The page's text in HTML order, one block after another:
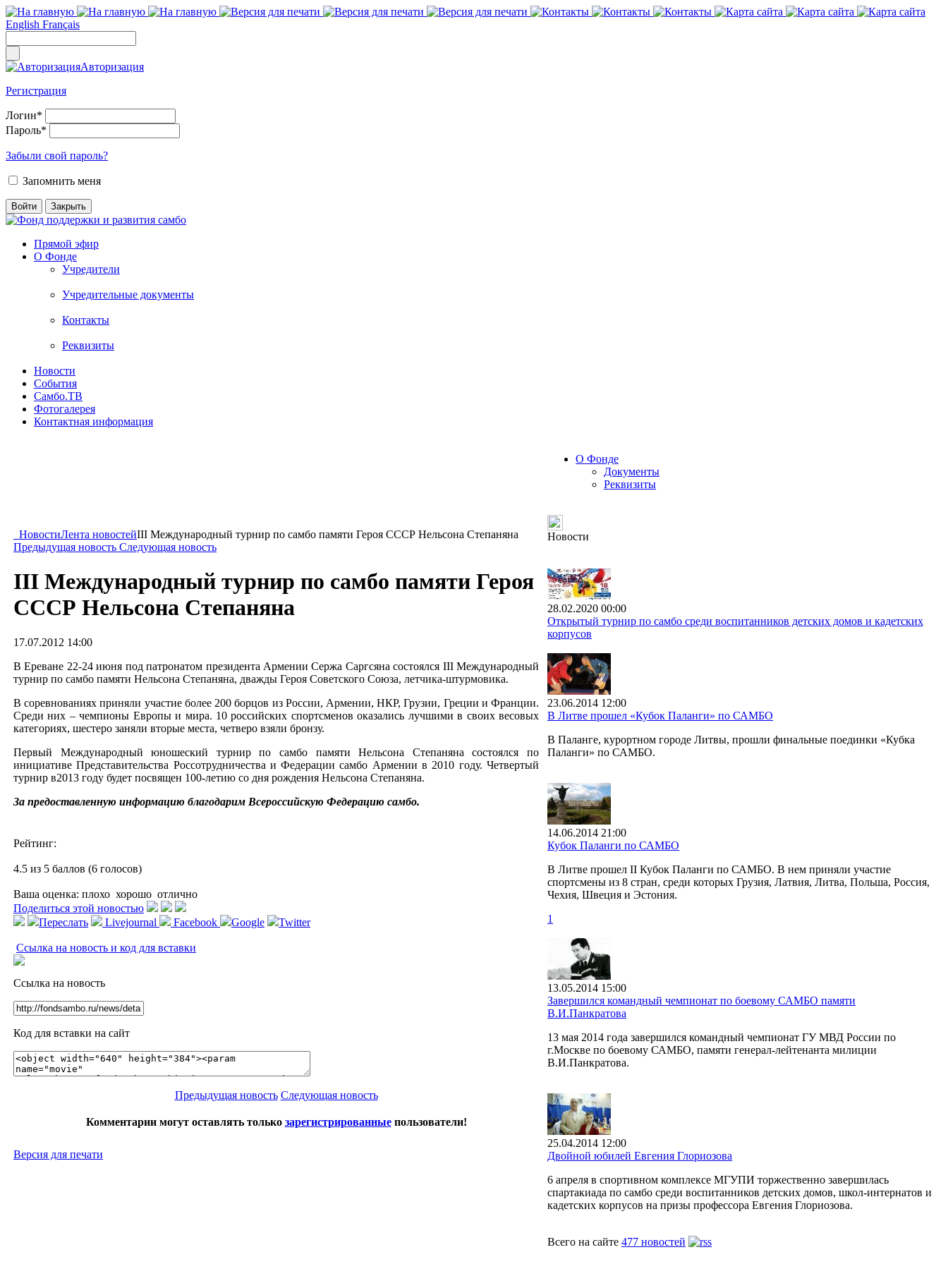
English Français
Авторизация
Регистрация
Логин*
Пароль*
Забыли свой пароль?
Запомнить меня
Прямой эфир
О Фонде
Учредители
Учредительные документы
Контакты
Реквизиты
Новости
События
Самбо.ТВ
Фотогалерея
Контактная информация
НовостиЛента новостейIII Международный турнир по самбо памяти Героя СССР Нельсона Степаняна
Предыдущая новость Следующая новость
III Международный турнир по самбо памяти Героя
СССР Нельсона Степаняна
17.07.2012 14:00
В Ереване 22-24 июня под патронатом президента Армении Сержа Саргсяна состоялся III Международный
турнир по самбо памяти Нельсона Степаняна, дважды Героя Советского Союза, летчика-штурмовика.
В соревнованиях приняли участие более 200 борцов из России, Армении, НКР, Грузии, Греции и Франции.
Среди них – чемпионы Европы и мира. 10 российских спортсменов оказались лучшими в своих весовых
категориях, шестеро заняли вторые места, четверо взяли бронзу.
Первый Международный юношеский турнир по самбо памяти Нельсона Степаняна состоялся по
инициативе Представительства Россотрудничества и Федерации самбо Армении в 2010 году. Четвертый
турнир в2013 году будет посвящен 100-летию со дня рождения Нельсона Степаняна.
За предоставленную информацию благодарим Всероссийскую Федерацию самбо.
Рейтинг:
4.5 из 5 баллов (6 голосов)
Ваша оценка: плохо хорошо отлично
Поделиться этой новостью
Переслать
Livejournal Facebook Google Twitter
Ссылка на новость и код для вставки
Ссылка на новость
Код для вставки на сайт
Предыдущая новость Следующая новость
Комментарии могут оставлять только зарегистрированныепользователи!
Версия для печати
О Фонде
Документы
Реквизиты
Новости
28.02.2020 00:00
Открытый турнир по самбо среди воспитанников детских домов и кадетских
корпусов
23.06.2014 12:00
В Литве прошел «Кубок Паланги» по САМБО
В Паланге, курортном городе Литвы, прошли финальные поединки «Кубка
Паланги» по САМБО.
14.06.2014 21:00
Кубок Паланги по САМБО
В Литве прошел II Кубок Паланги по САМБО. В нем приняли участие
спортсмены из 8 стран, среди которых Грузия, Латвия, Литва, Польша, Россия,
Чехия, Швеция и Эстония.
1
13.05.2014 15:00
Завершился командный чемпионат по боевому САМБО памяти
В.И.Панкратова
13 мая 2014 года завершился командный чемпионат ГУ МВД России по
г.Москве по боевому САМБО, памяти генерал-лейтенанта милиции
В.И.Панкратова.
25.04.2014 12:00
Двойной юбилей Евгения Глориозова
6 апреля в спортивном комплексе МГУПИ торжественно завершилась
спартакиада по самбо среди воспитанников детских домов, школ-интернатов и
кадетских корпусов на призы профессора Евгения Глориозова.
Всего на сайте 477 новостей